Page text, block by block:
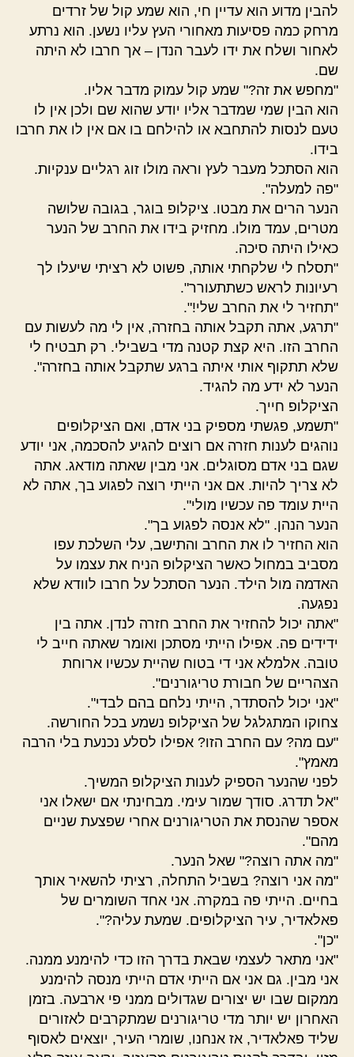
להבין מדוע הוא עדיין חי, הוא שמע קול של זרדים
מרחק כמה פסיעות מאחורי העץ עליו נשען. הוא נרתע
לאחור ושלח את ידו לעבר הנדן – אך חרבו לא היתה
שם.
"מחפש את זה?" שמע קול עמוק מדבר אליו.
הוא הבין שמי שמדבר אליו יודע שהוא שם ולכן אין לו
טעם לנסות להתחבא או להילחם בו אם אין לו את חרבו
בידו.
הוא הסתכל מעבר לעץ וראה מולו זוג רגליים ענקיות.
"פה למעלה".
הנער הרים את מבטו. ציקלופ בוגר, בגובה שלושה
מטרים, עמד מולו. מחזיק בידו את החרב של הנער
כאילו היתה סיכה.
"תסלח לי שלקחתי אותה, פשוט לא רציתי שיעלו לך
רעיונות לראש כשתתעורר".
"תחזיר לי את החרב שלי!".
"תרגע, אתה תקבל אותה בחזרה, אין לי מה לעשות עם
החרב הזו. היא קצת קטנה מדי בשבילי. רק תבטיח לי
שלא תתקוף אותי איתה ברגע שתקבל אותה בחזרה".
הנער לא ידע מה להגיד.
הציקלופ חייך.
"תשמע, פגשתי מספיק בני אדם, ואם הציקלופים
נוהגים לענות חזרה אם רוצים להגיע להסכמה, אני יודע
שגם בני אדם מסוגלים. אני מבין שאתה מודאג. אתה
לא צריך להיות. אם אני הייתי רוצה לפגוע בך, אתה לא
היית עומד פה עכשיו מולי".
הנער הנהן. "לא אנסה לפגוע בך".
הוא החזיר לו את החרב והתישב, עלי השלכת עפו
מסביב במחול כאשר הציקלופ הניח את עצמו על
האדמה מול הילד. הנער הסתכל על חרבו לוודא שלא
נפגעה.
"אתה יכול להחזיר את החרב חזרה לנדן. אתה בין
ידידים פה. אפילו הייתי מסתכן ואומר שאתה חייב לי
טובה. אלמלא אני די בטוח שהיית עכשיו ארוחת
הצהריים של חבורת טריגורנים".
"אני יכול להסתדר, הייתי נלחם בהם לבדי".
צחוקו המתגלגל של הציקלופ נשמע בכל החורשה.
"עם מה? עם החרב הזו? אפילו לסלע נכנעת בלי הרבה
מאמץ".
לפני שהנער הספיק לענות הציקלופ המשיך.
"אל תדרג. סודך שמור עימי. מבחינתי אם ישאלו אני
אספר שהנסת את הטריגורנים אחרי שפצעת שניים
מהם".
"מה אתה רוצה?" שאל הנער.
"מה אני רוצה? בשביל התחלה, רציתי להשאיר אותך
בחיים. הייתי פה במקרה. אני אחד השומרים של
פאלאדיר, עיר הציקלופים. שמעת עליה?".
"כן".
"אני מתאר לעצמי שבאת בדרך הזו כדי להימנע ממנה.
אני מבין. גם אני אם הייתי אדם הייתי מנסה להימנע
ממקום שבו יש יצורים שגדולים ממני פי ארבעה. בזמן
האחרון יש יותר מדי טריגורנים שמתקרבים לאזורים
שליד פאלאדיר, אז אנחנו, שומרי העיר, יוצאים לאסוף